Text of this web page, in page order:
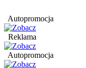
Autopromocja
Reklama
Autopromocja